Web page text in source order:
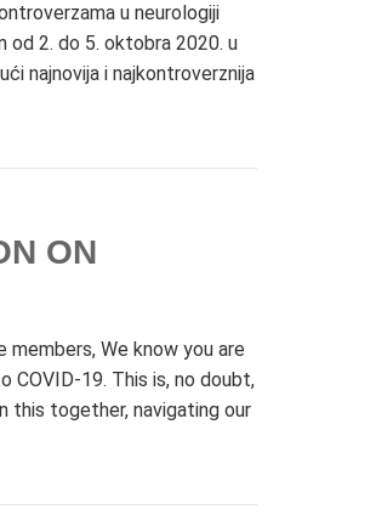
u neurologiji
od 2. do 5. oktobra 2020. u
najnovija i najkontroverznija
ON
We know you are
COVID-19. This is, no doubt,
this together, navigating our